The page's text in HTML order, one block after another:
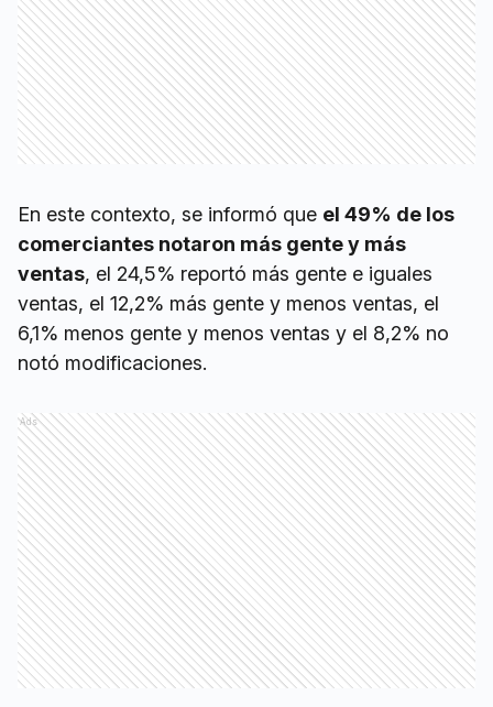
En este contexto, se informó que el 49% de los
comerciantes notaron más gente y más
ventas, el 24,5% reportó más gente e iguales
ventas, el 12,2% más gente y menos ventas, el
6,1% menos gente y menos ventas y el 8,2% no
notó modificaciones.
Ads